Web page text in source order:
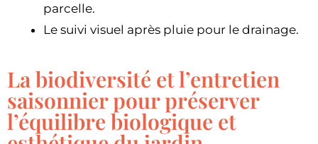
parcelle.
Le suivi visuel après pluie pour le drainage.
La biodiversité et l’entretien
saisonnier pour préserver
l’équilibre biologique et